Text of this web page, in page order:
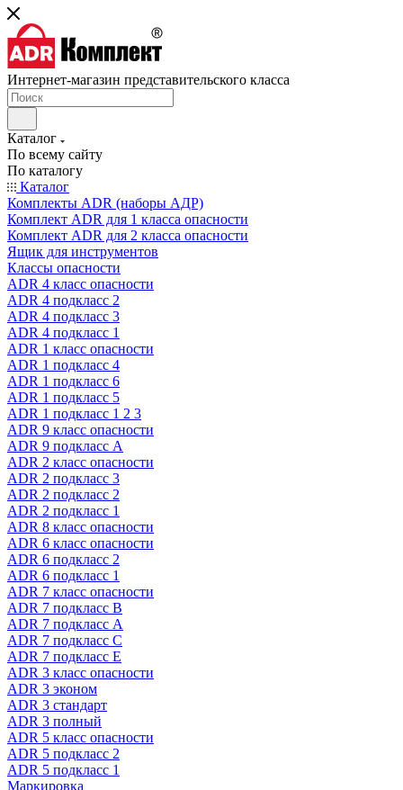
Интернет-магазин представительского класса
Каталог
По всему сайту
По каталогу
Каталог
Комплекты ADR (наборы АДР)
Комплект ADR для 1 класса опасности
Комплект ADR для 2 класса опасности
Ящик для инструментов
Классы опасности
ADR 4 класс опасности
ADR 4 подкласс 2
ADR 4 подкласс 3
ADR 4 подкласс 1
ADR 1 класс опасности
ADR 1 подкласс 4
ADR 1 подкласс 6
ADR 1 подкласс 5
ADR 1 подкласс 1 2 3
ADR 9 класс опасности
ADR 9 подкласс A
ADR 2 класс опасности
ADR 2 подкласс 3
ADR 2 подкласс 2
ADR 2 подкласс 1
ADR 8 класс опасности
ADR 6 класс опасности
ADR 6 подкласс 2
ADR 6 подкласс 1
ADR 7 класс опасности
ADR 7 подкласс B
ADR 7 подкласс A
ADR 7 подкласс C
ADR 7 подкласс E
ADR 3 класс опасности
ADR 3 эконом
ADR 3 стандарт
ADR 3 полный
ADR 5 класс опасности
ADR 5 подкласс 2
ADR 5 подкласс 1
Маркировка